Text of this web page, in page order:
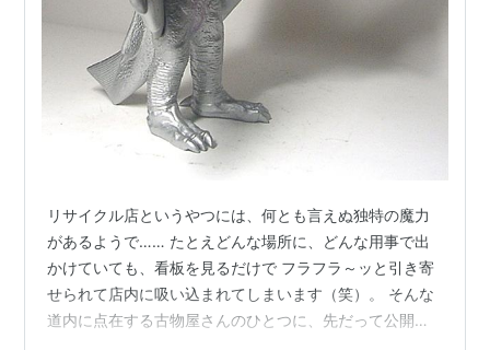
リサイクル店というやつには、何とも言えぬ独特の魔力
があるようで…… たとえどんな場所に、どんな用事で出
かけていても、看板を見るだけで フラフラ～ッと引き寄
せられて店内に吸い込まれてしまいます（笑）。 そんな
道内に点在する古物屋さんのひとつに、先だって公開さ